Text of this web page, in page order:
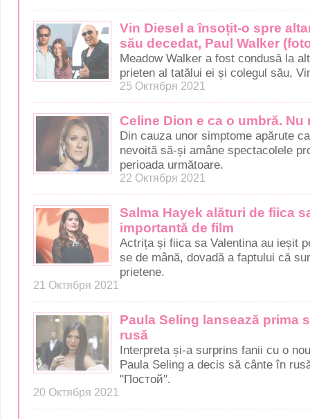
Vin Diesel a însoțit-o spre
său decedat, Paul Walker
Meadow Walker a fost condusă la
prieten al tatălui ei și colegul său,
25 Октября 2021
Celine Dion e ca o umbră. Nu
Din cauza unor simptome apărute
nevoită să-și amâne spectacolele
perioada următoare.
22 Октября 2021
Salma Hayek alături de fiica
importantă de film
Actrița și fiica sa Valentina au ieșit
se de mână, dovadă a faptului că
prietene.
21 Октября 2021
Paula Seling lansează prima
rusă
Interpreta și-a surprins fanii cu o
Paula Seling a decis să cânte în
"Постой".
20 Октября 2021